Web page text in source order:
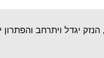
יגדל ויתרחב והפתרון